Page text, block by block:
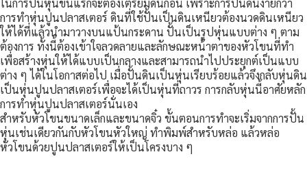
การทำหุ่นปูนปลาสเตอร์ ดินที่ใช้ปั้นเป็นดินเหนียวต้องนวดดินเหนียว
ให้ได้ที่แล้วนำมาวางบนแป้นกระดาน ปั้นเป็นรูปหุ่นแบบต่าง ๆ ตาม
ต้องการ ทั้งนี้ต้องเข้าใจลวดลายและลักษณะหน้าตาของหัวโขนที่ทำ
เพื่อสร้างหุ่นให้ได้แบบเป็นกลางและสามารถนำไปประยุกต์เป็นแบบ
ต่าง ๆ ได้ในโอกาสต่อไป เมื่อปั้นดินเป็นหุ่นเรียบร้อยแล้วจึงกลับหุ่นดิน
เป็นหุ่นปูนปลาสเตอร์เพื่อจะได้เป็นหุ่นที่ถาวร การกลับหุ่นนี้อาศัยหลัก
การทำหุ่นปูนปลาสเตอร์นั่นเอง
สำหรับหัวโขนขนาดเล็กและขนาดจิ๋ว ขั้นตอนการทำจะเริ่มจากการปั้น
หุ่นเช่นเดียวกันกับหัวโขนหัวใหญ่ ทำพิมพ์สำหรับหล่อ แล้วหล่อ
หัวโขนด้วยปูนปลาสเตอร์ให้เป็นโครงบาง ๆ